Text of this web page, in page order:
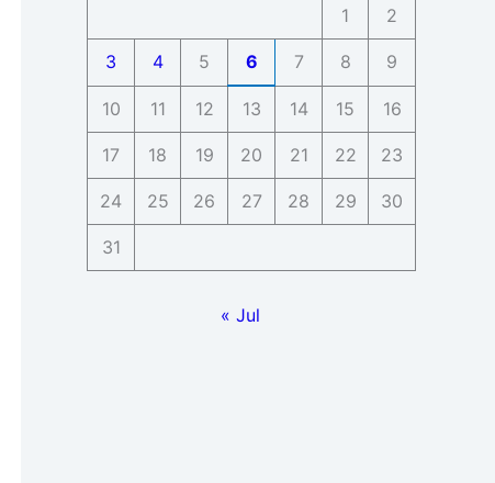
1 2
3 4 5 6 7 8 9
10 11 12 13 14 15 16
17 18 19 20 21 22 23
24 25 26 27 28 29 30
31
« Jul